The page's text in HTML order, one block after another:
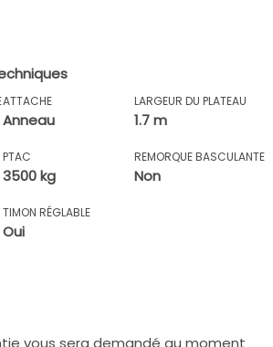
ATTACHE
Anneau
LARGEUR DU PLATEAU
1.7 m
PTAC
3500 kg
REMORQUE BASCULANTE
Non
TIMON RÉGLABLE
Oui
vous sera demandé au moment